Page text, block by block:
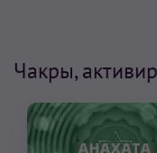
Чакры,